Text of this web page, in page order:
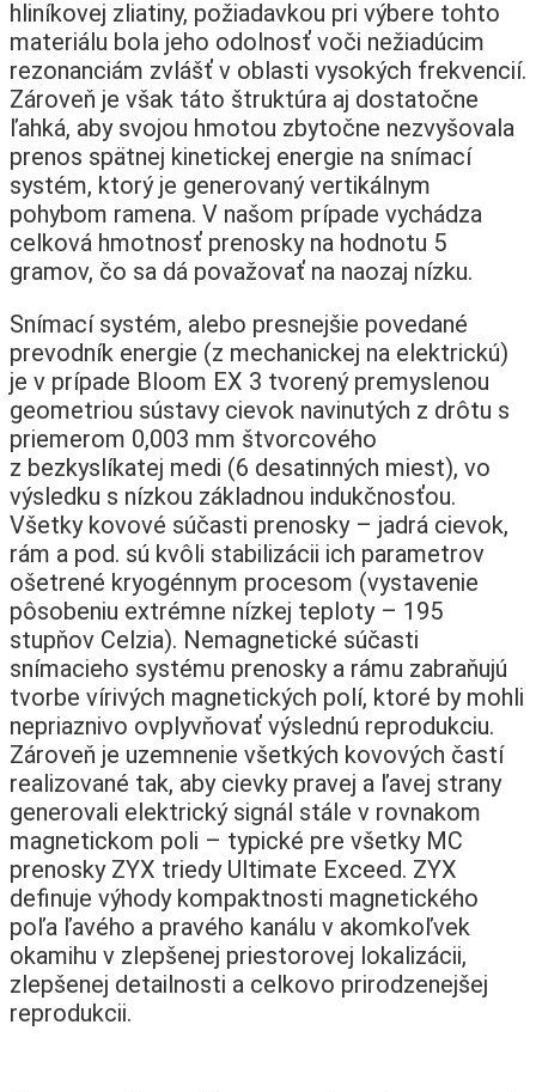
hliníkovej zliatiny, požiadavkou pri výbere tohto
materiálu bola jeho odolnosť voči nežiadúcim
rezonanciám zvlášť v oblasti vysokých frekvencií.
Zároveň je však táto štruktúra aj dostatočne
ľahká, aby svojou hmotou zbytočne nezvyšovala
prenos spätnej kinetickej energie na snímací
systém, ktorý je generovaný vertikálnym
pohybom ramena. V našom prípade vychádza
celková hmotnosť prenosky na hodnotu 5
gramov, čo sa dá považovať na naozaj nízku.
Snímací systém, alebo presnejšie povedané
prevodník energie (z mechanickej na elektrickú)
je v prípade Bloom EX 3 tvorený premyslenou
geometriou sústavy cievok navinutých z drôtu s
priemerom 0,003 mm štvorcového
z bezkyslíkatej medi (6 desatinných miest), vo
výsledku s nízkou základnou indukčnosťou.
Všetky kovové súčasti prenosky – jadrá cievok,
rám a pod. sú kvôli stabilizácii ich parametrov
ošetrené kryogénnym procesom (vystavenie
pôsobeniu extrémne nízkej teploty – 195
stupňov Celzia). Nemagnetické súčasti
snímacieho systému prenosky a rámu zabraňujú
tvorbe vírivých magnetických polí, ktoré by mohli
nepriaznivo ovplyvňovať výslednú reprodukciu.
Zároveň je uzemnenie všetkých kovových častí
realizované tak, aby cievky pravej a ľavej strany
generovali elektrický signál stále v rovnakom
magnetickom poli – typické pre všetky MC
prenosky ZYX triedy Ultimate Exceed. ZYX
definuje výhody kompaktnosti magnetického
poľa ľavého a pravého kanálu v akomkoľvek
okamihu v zlepšenej priestorovej lokalizácii,
zlepšenej detailnosti a celkovo prirodzenejšej
reprodukcii.